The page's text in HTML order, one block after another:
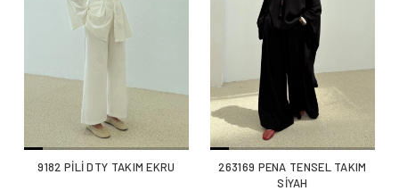
9182 PİLİ DTY TAKIM EKRU
263169 PENA TENSEL TAKIM
SİYAH